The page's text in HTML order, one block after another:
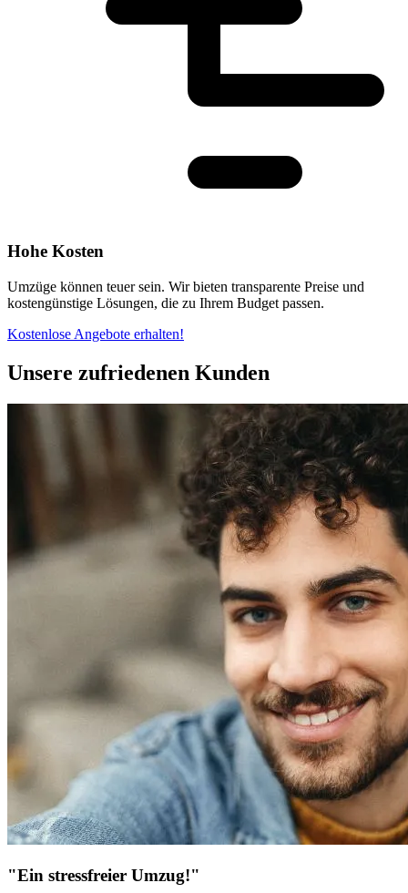
Hohe Kosten
Umzüge können teuer sein. Wir bieten transparente Preise und
kostengünstige Lösungen, die zu Ihrem Budget passen.
Kostenlose Angebote erhalten!
Unsere zufriedenen Kunden
"Ein stressfreier Umzug!"